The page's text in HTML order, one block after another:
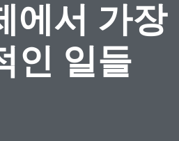
에서 가장
인 일들